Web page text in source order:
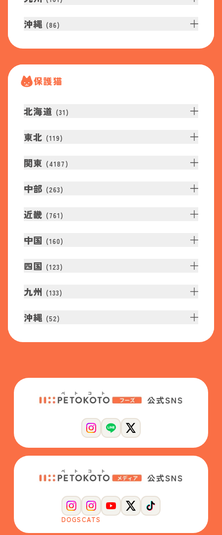
沖縄 (86)
保護猫
北海道 (31 )
東北 (119)
関東 (4187 )
中部 (263)
近畿 (761 )
中国 (160)
四国 (123)
九州 (133)
沖縄 (52)
DOGSCATS